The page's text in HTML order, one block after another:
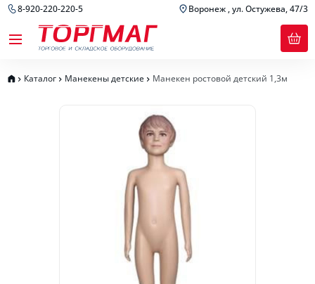
8-920-220-220-5 Воронеж , ул. Остужева, 47/3
Каталог Манекены детские Манекен ростовой детский 1,3м